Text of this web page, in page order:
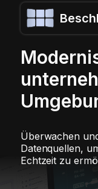
Überwachen
Datenquellen,
Echtzeit zu